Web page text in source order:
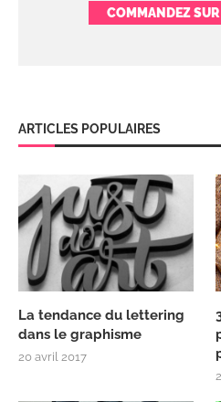
COMMANDEZ
ARTICLES POPULAIRES
La tendance du lettering
dans le graphisme
20 avril 2017